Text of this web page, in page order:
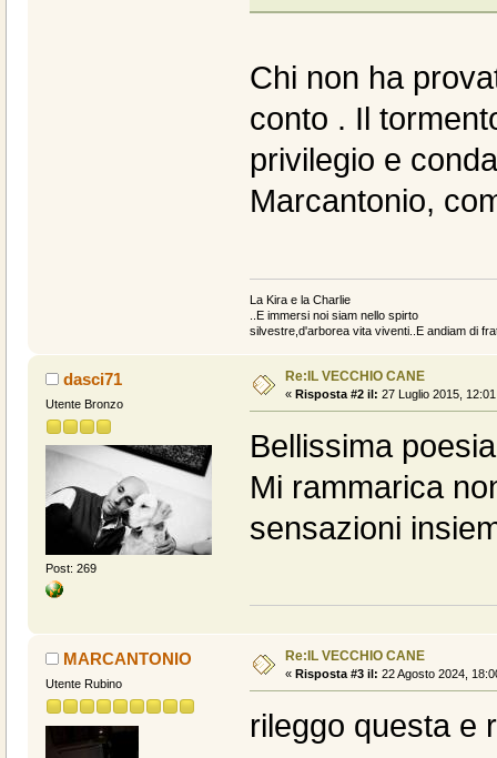
Chi non ha
conto . Il
privilegio e
Marcantonio,
La Kira e la Charlie
..E immersi noi siam nello spirto
silvestre,d'arborea vita viventi..E andiam di
dasci71
Utente Bronzo
Post: 269
Re:IL VECCHIO CANE
« Risposta #2 il: 27 Luglio 2015,
Bellissima
Mi rammarica
sensazioni
MARCANTONIO
Utente Rubino
Re:IL VECCHIO CANE
« Risposta #3 il: 22 Agosto 2024,
rileggo questa e